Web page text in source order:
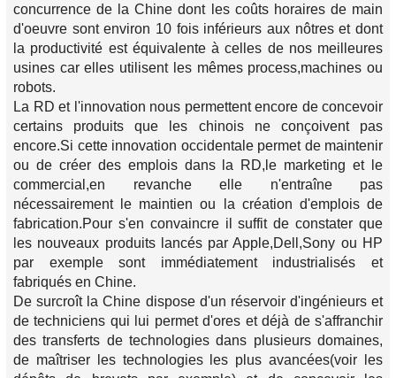
concurrence de la Chine dont les coûts horaires de main
d'oeuvre sont environ 10 fois inférieurs aux nôtres et dont
la productivité est équivalente à celles de nos meilleures
usines car elles utilisent les mêmes process,machines ou
robots.
La RD et l'innovation nous permettent encore de concevoir
certains produits que les chinois ne conçoivent pas
encore.Si cette innovation occidentale permet de maintenir
ou de créer des emplois dans la RD,le marketing et le
commercial,en revanche elle n'entraîne pas
nécessairement le maintien ou la création d'emplois de
fabrication.Pour s'en convaincre il suffit de constater que
les nouveaux produits lancés par Apple,Dell,Sony ou HP
par exemple sont immédiatement industrialisés et
fabriqués en Chine.
De surcroît la Chine dispose d'un réservoir d'ingénieurs et
de techniciens qui lui permet d'ores et déjà de s'affranchir
des transferts de technologies dans plusieurs domaines,
de maîtriser les technologies les plus avancées(voir les